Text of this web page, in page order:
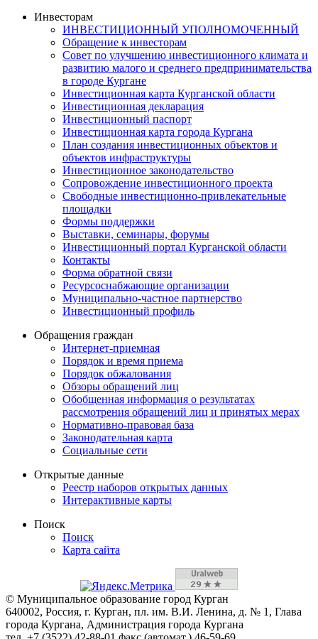
Инвесторам
ИНВЕСТИЦИОННЫЙ УПОЛНОМОЧЕННЫЙ
Обращение к инвесторам
Совет по улучшению инвестиционного климата и
развитию малого и среднего предпринимательства
в городе Кургане
Инвестиционная карта Курганской области
Инвестиционная декларация
Инвестиционный паспорт
Инвестиционная карта города Кургана
План создания инвестиционных объектов и
объектов инфраструктуры
Инвестиционное законодательство
Сопровождение инвестиционного проекта
Свободные инвестиционно-привлекательные
площадки
Формы поддержки
Выставки, семинары, форумы
Инвестиционный портал Курганской области
Контакты
Форма обратной связи
Ресурсоснабжающие организации
Муниципально-частное партнерство
Инвестиционный профиль
Обращения граждан
Интернет-приемная
Порядок и время приема
Порядок обжалования
Обзоры обращений лиц
Обобщенная информация о результатах
рассмотрения обращений лиц и принятых мерах
Нормативно-правовая база
Законодательная карта
Социальные сети
Открытые данные
Реестр наборов открытых данных
Интерактивные карты
Поиск
Поиск
Карта сайта
© Муниципальное образование город Курган
640002, Россия, г. Курган, пл. им. В.И. Ленина, д. № 1, Глава
города Кургана, Администрация города Кургана